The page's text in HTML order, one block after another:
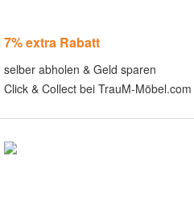
7% extra Rabatt
selber abholen & Geld sparen
Click & Collect bei TrauM-Möbel.com